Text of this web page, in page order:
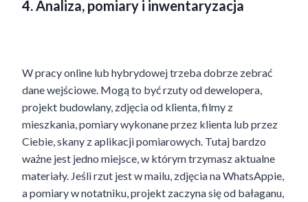
4. Analiza, pomiary i inwentaryzacja
W pracy online lub hybrydowej trzeba dobrze zebrać
dane wejściowe. Mogą to być rzuty od dewelopera,
projekt budowlany, zdjęcia od klienta, filmy z
mieszkania, pomiary wykonane przez klienta lub przez
Ciebie, skany z aplikacji pomiarowych. Tutaj bardzo
ważne jest jedno miejsce, w którym trzymasz aktualne
materiały. Jeśli rzut jest w mailu, zdjęcia na WhatsAppie,
a pomiary w notatniku, projekt zaczyna się od bałaganu,